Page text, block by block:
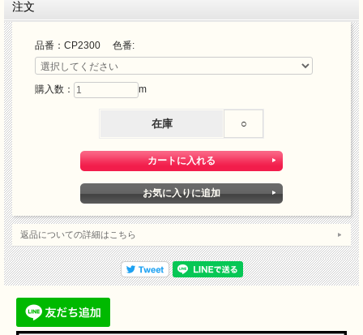
注文
品番：CP2300 色番:
購入数： m
在庫 ○
返品についての詳細はこちら